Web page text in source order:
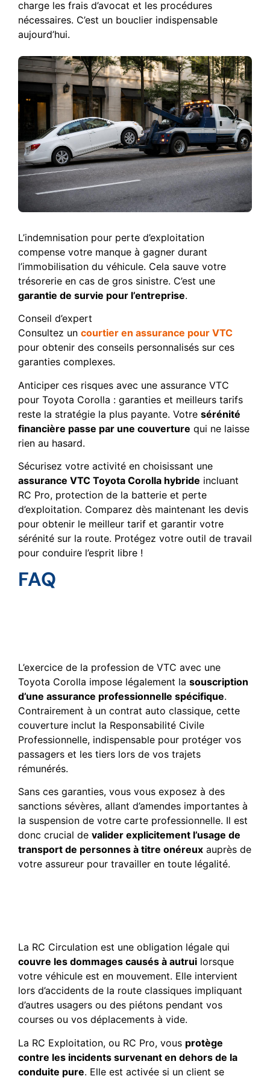
charge les frais d’avocat et les procédures
nécessaires. C’est un bouclier indispensable
aujourd’hui.
L’indemnisation pour perte d’exploitation
compense votre manque à gagner durant
l’immobilisation du véhicule. Cela sauve votre
trésorerie en cas de gros sinistre. C’est une
garantie de survie pour l’entreprise.
Conseil d’expert
Consultez un courtier en assurance pour VTC
pour obtenir des conseils personnalisés sur ces
garanties complexes.
Anticiper ces risques avec une assurance VTC
pour Toyota Corolla : garanties et meilleurs tarifs
reste la stratégie la plus payante. Votre sérénité
financière passe par une couverture qui ne laisse
rien au hasard.
Sécurisez votre activité en choisissant une
assurance VTC Toyota Corolla hybride incluant
RC Pro, protection de la batterie et perte
d’exploitation. Comparez dès maintenant les devis
pour obtenir le meilleur tarif et garantir votre
sérénité sur la route. Protégez votre outil de travail
pour conduire l’esprit libre !
FAQ
L’exercice de la profession de VTC avec une
Toyota Corolla impose légalement la souscription
d’une assurance professionnelle spécifique.
Contrairement à un contrat auto classique, cette
couverture inclut la Responsabilité Civile
Professionnelle, indispensable pour protéger vos
passagers et les tiers lors de vos trajets
rémunérés.
Sans ces garanties, vous vous exposez à des
sanctions sévères, allant d’amendes importantes à
la suspension de votre carte professionnelle. Il est
donc crucial de valider explicitement l’usage de
transport de personnes à titre onéreux auprès de
votre assureur pour travailler en toute légalité.
La RC Circulation est une obligation légale qui
couvre les dommages causés à autrui lorsque
votre véhicule est en mouvement. Elle intervient
lors d’accidents de la route classiques impliquant
d’autres usagers ou des piétons pendant vos
courses ou vos déplacements à vide.
La RC Exploitation, ou RC Pro, vous protège
contre les incidents survenant en dehors de la
conduite pure. Elle est activée si un client se